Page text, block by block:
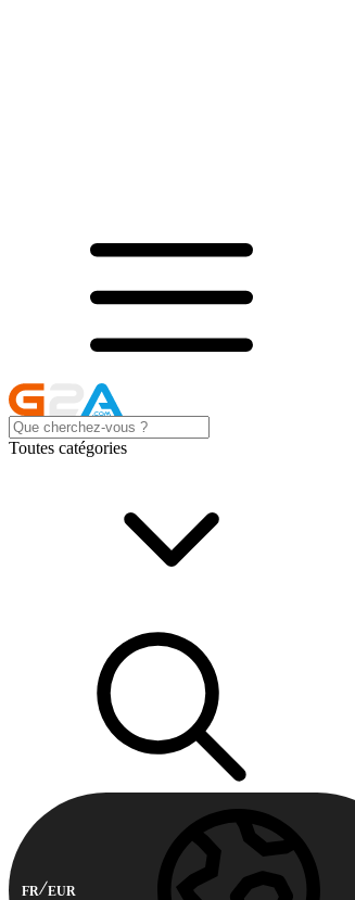
Toutes catégories
FR EUR